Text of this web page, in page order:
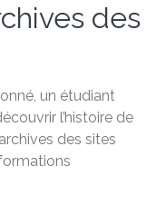
des
un étudiant
l’histoire de
des sites